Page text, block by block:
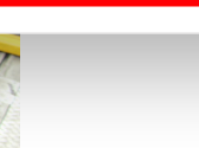
para lhe
website.
e de análise,